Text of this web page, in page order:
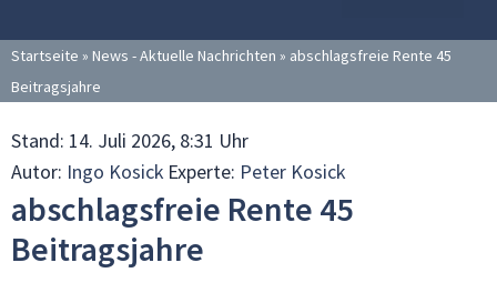
Startseite » News - Aktuelle Nachrichten » abschlagsfreie Rente 45
Beitragsjahre
Stand: 14. Juli 2026, 8:31 Uhr
Autor: Ingo Kosick Experte: Peter Kosick
abschlagsfreie Rente 45
Beitragsjahre